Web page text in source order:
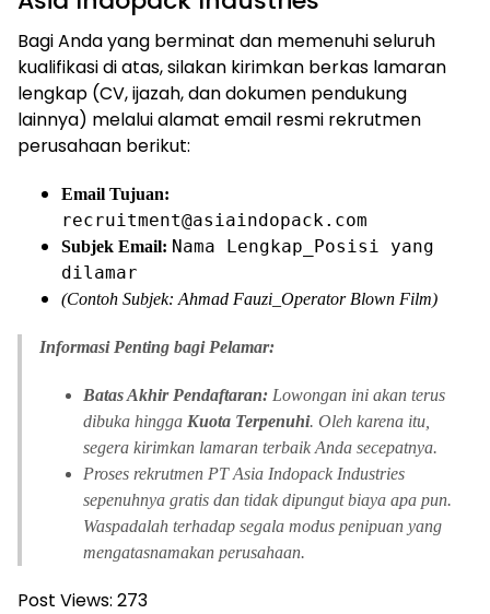
Bagi Anda yang berminat dan memenuhi seluruh
kualifikasi di atas, silakan kirimkan berkas lamaran
lengkap (CV, ijazah, dan dokumen pendukung
lainnya) melalui alamat email resmi rekrutmen
perusahaan berikut:
Email Tujuan:
recruitment@asiaindopack.com
Subjek Email: Nama Lengkap_Posisi yang
dilamar
(Contoh Subjek: Ahmad Fauzi_Operator Blown Film)
Informasi Penting bagi Pelamar:
Batas Akhir Pendaftaran: Lowongan ini akan terus
dibuka hingga Kuota Terpenuhi. Oleh karena itu,
segera kirimkan lamaran terbaik Anda secepatnya.
Proses rekrutmen PT Asia Indopack Industries
sepenuhnya gratis dan tidak dipungut biaya apa pun.
Waspadalah terhadap segala modus penipuan yang
mengatasnamakan perusahaan.
Post Views: 273